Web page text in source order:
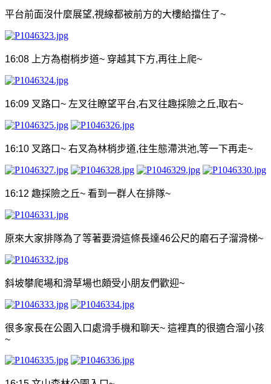
平台前面沒什麼展望,視線都被前方的大樓給擋住了~
16:08 上方為樹梢步道~ 穿越其下方,再往上爬~
16:09 叉路口~ 左叉往瞭望平台,右叉往趣採險之丘,取右~
16:10 叉路口~ 右叉為林梢步道,往生態滯洪池,等一下再走~
16:12 趣採險之丘~ 看到一群人在排隊~
原來大家排隊為了等著要滑這條長達46公尺的磨石子溜滑梯~
斜坡攀爬場和滑草場也頗受小朋友們歡迎~
很多家長在公園入口處滑手機和聊天~ 這裡真的很適合溜小孩
~